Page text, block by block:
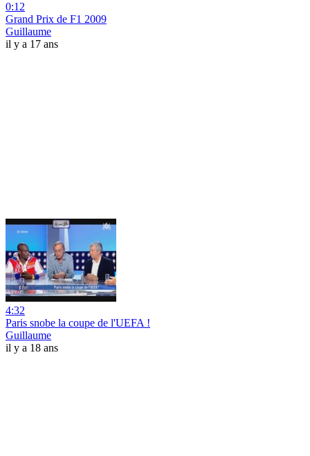
0:12
Grand Prix de F1 2009
Guillaume
il y a 17 ans
4:32
Paris snobe la coupe de l'UEFA !
Guillaume
il y a 18 ans